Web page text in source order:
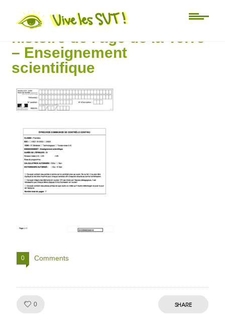
Sujet 26 – Les diamants +
histoire de l’âge de la Terre
– Enseignement
scientifique
0 Comments
0 SHARE